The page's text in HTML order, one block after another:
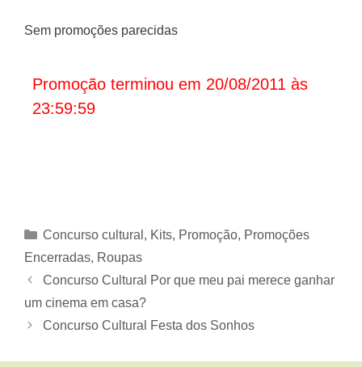
Sem promoções parecidas
Promoção terminou em 20/08/2011 às
23:59:59
Categorias
Concurso cultural , Kits, Promoção, Promoções
Encerradas, Roupas
Concurso Cultural Por que meu pai merece ganhar
um cinema em casa?
Concurso Cultural Festa dos Sonhos